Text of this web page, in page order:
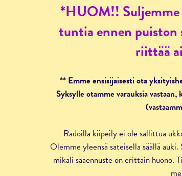
*HUOM!!
tuntia ennen
riittää
** Emme ensisijaisesti ota
Syksylle otamme varauksia
Radoilla kiipeily ei ole sallittua
Olemme yleensä sateisella säällä
mikäli sääennuste on erittäin huono.